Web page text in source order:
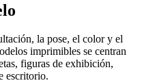
la pose, el color y el
imprimibles se centran
figuras de exhibición,
escritorio.